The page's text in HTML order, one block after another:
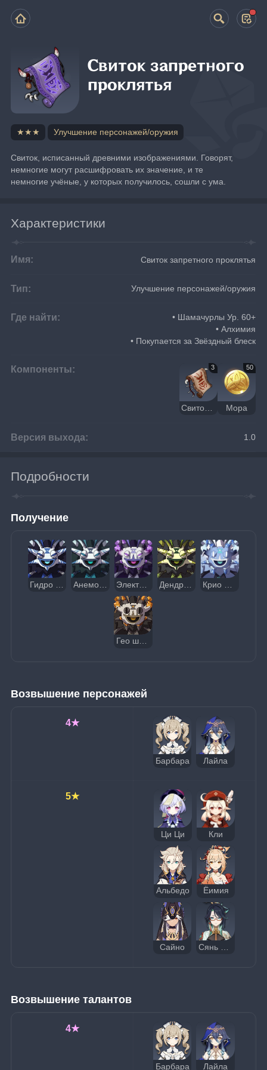
Свиток запретного
проклятья
★★★ Улучшение персонажей/оружия
Свиток, исписанный древними изображениями. Говорят,
немногие могут расшифровать их значение, и те
немногие учёные, у которых получилось, сошли с ума.
Характеристики
Имя: Свиток запретного проклятья
Тип: Улучшение персонажей/оружия
Где найти:
• Шамачурлы Ур. 60+
• Алхимия
• Покупается за Звёздный блеск
Компоненты: 3 50
Мора
Версия выхода: 1.0
Подробности
Получение
Гео шамачурл
Возвышение персонажей
4★
Барбара Лайла
5★
Ци Ци Кли
Альбедо Ёимия
Сайно
Возвышение талантов
4★
Барбара Лайла